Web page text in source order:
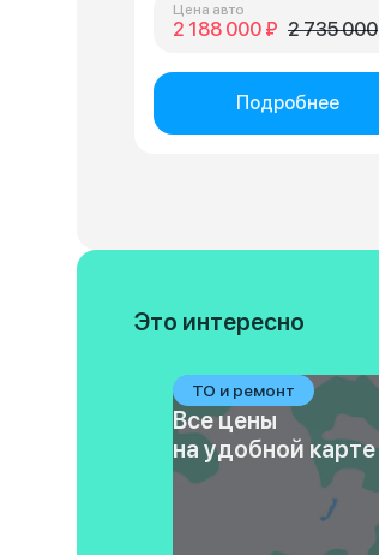
Цена авто
2 188 000 ₽ 2 735 000 ₽
Подробнее
Это интересно
ТО и ремонт
Все цены
на удобной карте